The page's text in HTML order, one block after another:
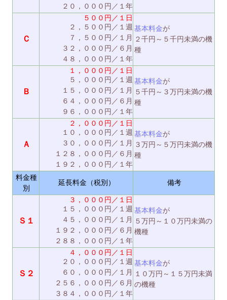
２０，０００円／１年
Ｃ
５００円／１日
２，５００円／１週
７，５００円／１月
３２，０００円／６月
４８，０００円／１年
基本料金が
２千円～５千円未満の機
種
Ｂ
１，０００円／１日
５，０００円／１週
１５，０００円／１月
６４，０００円／６月
９６，０００円／１年
基本料金が
５千円～３万円未満の機
種
Ａ
２，０００円／１日
１０，０００円／１週
３０，０００円／１月
１２８，０００円／６月
１９２，０００円／１年
基本料金が
３万円～５万円未満の機
種
料金種
別
延長料金（税別） 備考
Ｓ１
３，０００円／１日
１５，０００円／１週
４５，０００円／１月
１９２，０００円／６月
２８８，０００円／１年
基本料金が
５万円～１０万円未満の
機種
Ｓ２
４，０００円／１日
２０，０００円／１週
６０，０００円／１月
２５６，０００円／６月
３８４，０００円／１年
基本料金が
１０万円～１５万円未満
の機種